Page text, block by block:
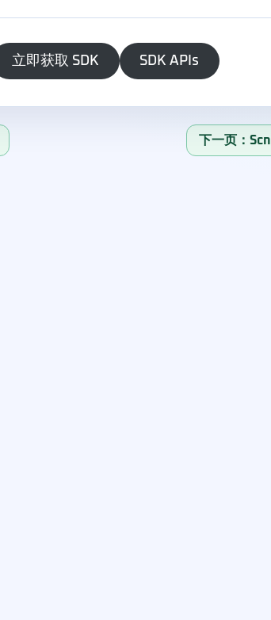
立即获取 SDK SDK APIs
下一页：